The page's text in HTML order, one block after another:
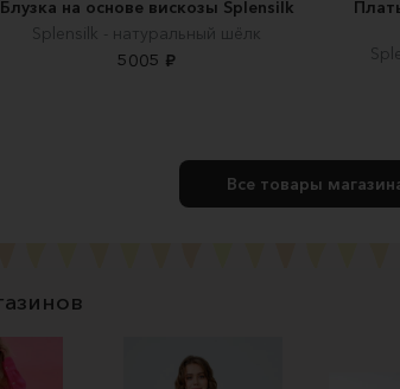
Блузка на основе вискозы Splensilk
Splensilk - натуральный шёлк
5005 ₽
Все товары